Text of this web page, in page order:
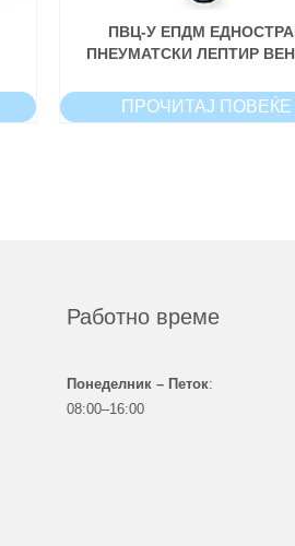
ПВЦ-У ЕПДМ
ПНЕУМАТСКИ ЛЕПТИР
ПРОЧИТАЈ ПОВЕЌЕ
Работно време
Понеделник – Петок:
08:00–16:00